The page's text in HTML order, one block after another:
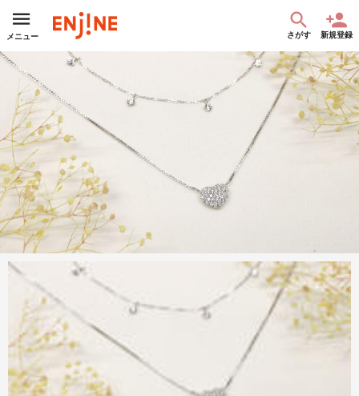
メニュー さがす 新規登録